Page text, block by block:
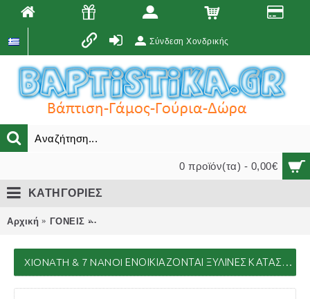
Σύνδεση Χονδρικής
0 προϊόν(τα) - 0,00€
ΚΑΤΗΓΟΡΙΕΣ
Αρχική ΓΟΝΕΙΣ ΕΝΟΙΚΙΑΖΟΝΤΑΙ ΑΝΤΙΚΕΙΜΕΝΑ ΒΑΠΤΙΣΗΣ
XIONATH & 7 NANOI ΕΝΟΙΚΙΑΖΟΝΤΑΙ ΞΥΛΙΝΕΣ ΚΑΤΑΣΚΕΥΕΣ ΓΙΑ ΣΤΟΛΙΣΜΟ ΕΚΚΛΗΣΙΑΣ & ΤΡΑΠΕΖΙΩΝ ΠΑΡΤΥ-ΔΕΞΙΩΣΕΩΝ 60 ΕΚ.